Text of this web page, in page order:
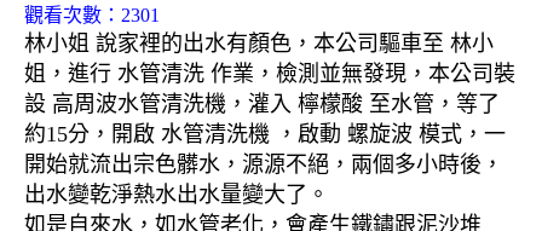
觀看次數：2301
林小姐 說家裡的出水有顏色，本公司驅車至 林小
姐，進行 水管清洗 作業，檢測並無發現，本公司裝
設 高周波水管清洗機，灌入 檸檬酸 至水管，等了
約15分，開啟 水管清洗機 ，啟動 螺旋波 模式，一
開始就流出宗色髒水，源源不絕，兩個多小時後，
出水變乾淨熱水出水量變大了。
如是自來水，如水管老化，會產生鐵鏽跟泥沙堆